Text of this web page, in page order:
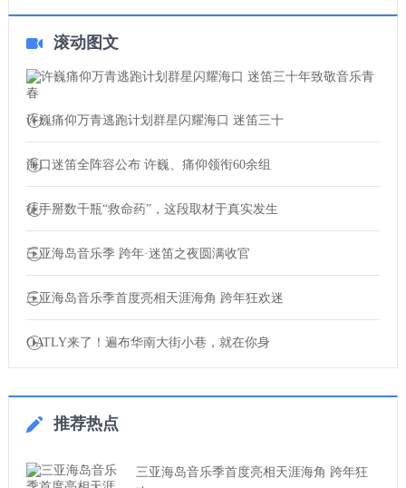
滚动图文
许巍痛仰万青逃跑计划群星闪耀海口 迷笛三十
海口迷笛全阵容公布 许巍、痛仰领衔60余组
徒手掰数千瓶“救命药”，这段取材于真实发生
三亚海岛音乐季 跨年·迷笛之夜圆满收官
三亚海岛音乐季首度亮相天涯海角 跨年狂欢迷
OATLY来了！遍布华南大街小巷，就在你身
推荐热点
三亚海岛音乐季首度亮相天涯海角 跨年狂